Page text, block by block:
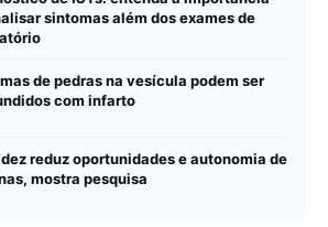
sintomas além dos exames de
de pedras na vesícula podem ser
com infarto
reduz oportunidades e autonomia de
mostra pesquisa